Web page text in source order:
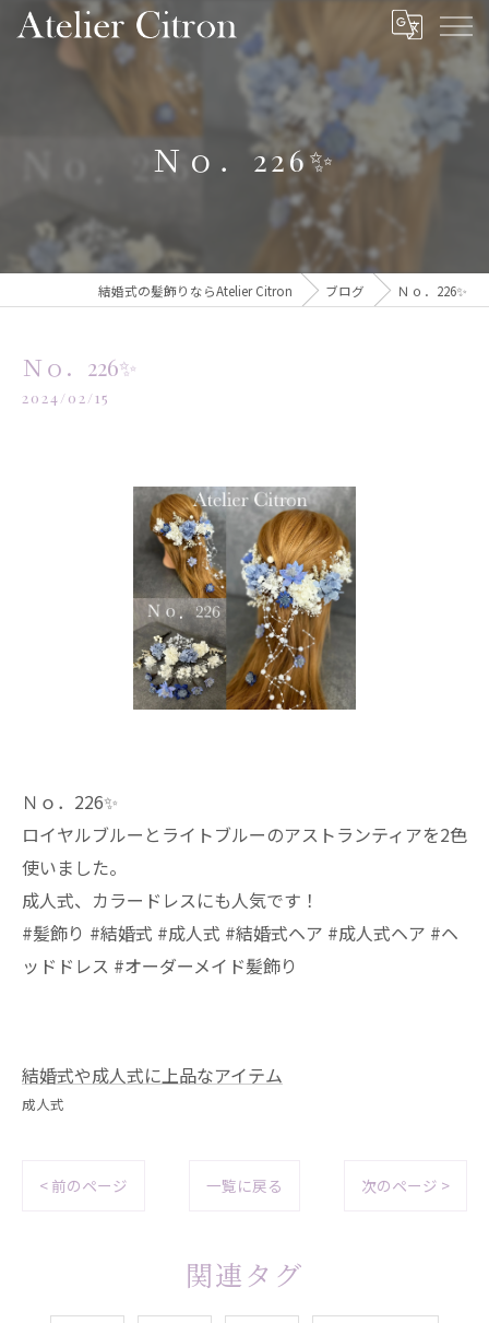
Ｎｏ．226✨️
結婚式の髪飾りならAtelier Citron ブログ Ｎｏ．226✨️
Ｎｏ．226✨️
2024/02/15
Ｎｏ．226✨️
ロイヤルブルーとライトブルーのアストランティアを2色
使いました。
成人式、カラードレスにも人気です！
#髪飾り #結婚式 #成人式 #結婚式ヘア #成人式ヘア #ヘ
ッドドレス #オーダーメイド髪飾り
結婚式や成人式に上品なアイテム
成人式
< 前のページ 一覧に戻る 次のページ >
関連タグ